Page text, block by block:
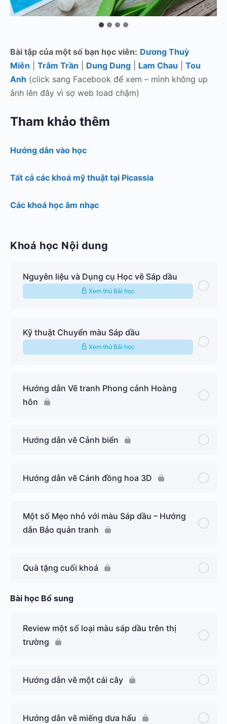
Bài tập của một số bạn học viên: Dương Thuỳ
Miên
Trâm Trần Dung Dung Lam Chau
Tou
Anh (click sang Facebook để xem – mình không up
ảnh lên đây vì sợ web load chậm)
Tham khảo thêm
Hướng dẫn vào học
Tất cả các khoá mỹ thuật tại Picassia
Các khoá học âm nhạc
Khoá học Nội dung
Nguyên liệu và Dụng cụ Học vẽ Sáp dầu
Xem thử Bài học
Kỹ thuật Chuyển màu Sáp dầu
Xem thử Bài học
Hướng dẫn Vẽ tranh Phong cảnh Hoàng
hôn
Hướng dẫn vẽ Cảnh biển
Hướng dẫn vẽ Cánh đồng hoa 3D
Một số Mẹo nhỏ với màu Sáp dầu – Hướng
dẫn Bảo quản tranh
Quà tặng cuối khoá
Bài học Bổ sung
Review một số loại màu sáp dầu trên thị
trường
Hướng dẫn vẽ một cái cây
Hướng dẫn vẽ miếng dưa hấu